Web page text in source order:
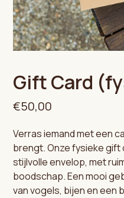
Gift Card
€50,00
Verras iemand met een
brengt. Onze fysieke gift
stijlvolle envelop, met
boodschap. Een mooi
van vogels, bijen en een